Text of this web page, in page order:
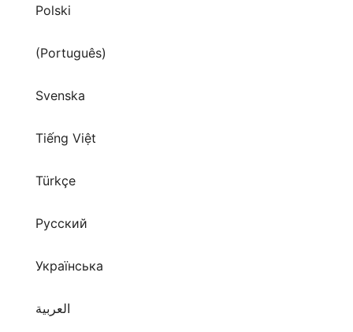
Polski
(Português)
Svenska
Tiếng Việt
Türkçe
Русский
Українська
العربية